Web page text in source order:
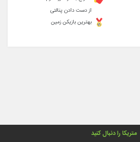
از دست دادن پنالتی
بهترین بازیکن زمین
متریکا را دنبال کنید